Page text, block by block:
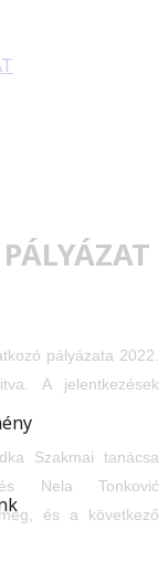
pályázata 2022.
A jelentkezések
Szakmai tanácsa
Nela Tonković
és a következő